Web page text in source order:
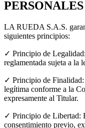
PERSONALES
LA RUEDA S.A.S.
siguientes principios:
✓ Principio de
reglamentada sujeta a la
✓ Principio de Finalidad:
legítima conforme a la
expresamente al Titular.
✓ Principio de Libertad:
consentimiento previo,